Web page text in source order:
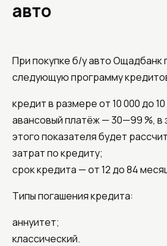
авто
При покупке б/у авто Ощадбанк
следующую программу
кредит в размере от 10 000 до 10
авансовый платёж — 30—99 %, в
этого показателя будет
затрат по кредиту;
срок кредита — от 12 до 84
Типы погашения кредита:
аннуитет;
классический.